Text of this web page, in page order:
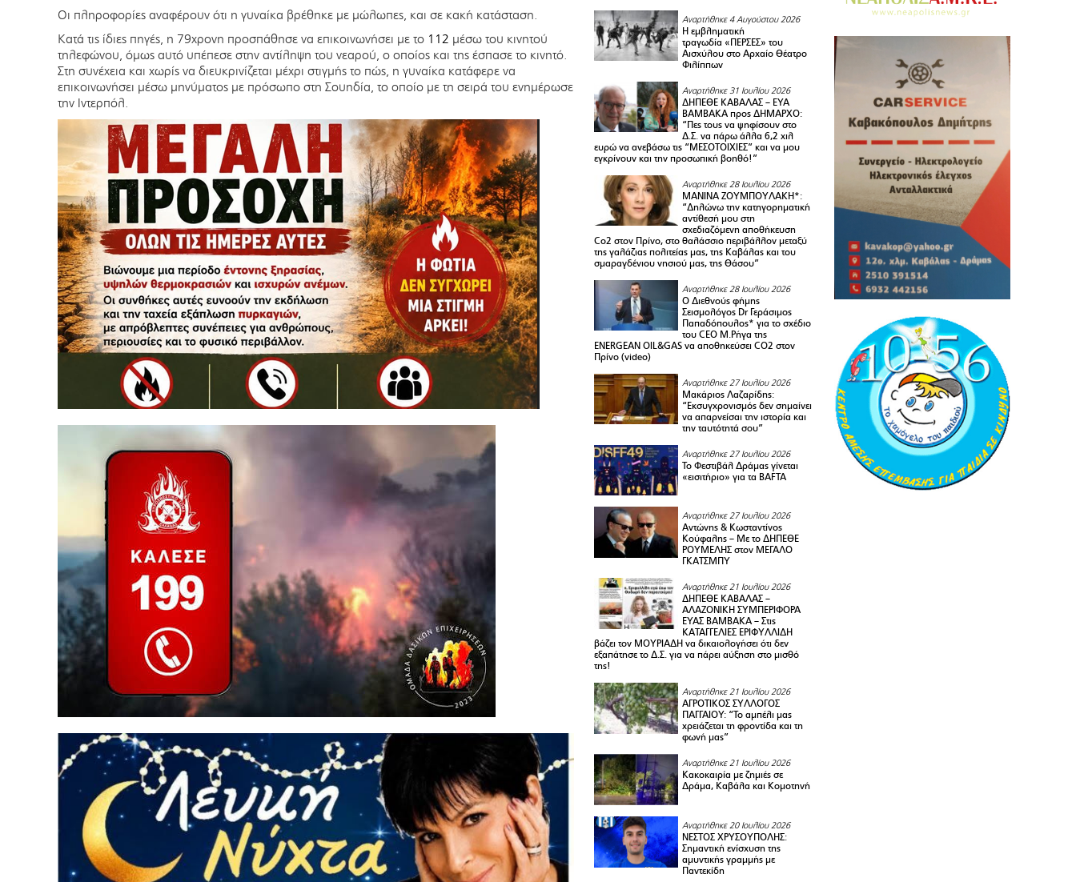
Οι πληροφορίες αναφέρουν ότι η γυναίκα βρέθηκε με μώλωπες, και σε κακή κατάσταση.
Κατά τις ίδιες πηγές, η 79χρονη προσπάθησε να επικοινωνήσει με το 112 μέσω του κινητού
τηλεφώνου, όμως αυτό υπέπεσε στην αντίληψη του νεαρού, ο οποίος και της έσπασε το κινητό.
Στη συνέχεια και χωρίς να διευκρινίζεται μέχρι στιγμής το πώς, η γυναίκα κατάφερε να
επικοινωνήσει μέσω μηνύματος με πρόσωπο στη Σουηδία, το οποίο με τη σειρά του ενημέρωσε
την Ιντερπόλ.
Αναρτήθηκε 4 Αυγούστου 2026
Η εμβληματική
τραγωδία «ΠΕΡΣΕΣ» του
Αισχύλου στο Αρχαίο Θέατρο
Φιλίππων
Αναρτήθηκε 31 Ιουλίου 2026
ΔΗΠΕΘΕ ΚΑΒΑΛΑΣ – ΕΥΑ
ΒΑΜΒΑΚΑ προς ΔΗΜΑΡΧΟ:
“Πες τους να ψηφίσουν στο
Δ.Σ. να πάρω άλλα 6,2 χιλ
ευρώ να ανεβάσω τις “ΜΕΣΟΤΟΙΧΙΕΣ” και να μου
εγκρίνουν και την προσωπική βοηθό!”
Αναρτήθηκε 28 Ιουλίου 2026
ΜΑΝΙΝΑ ΖΟΥΜΠΟΥΛΑΚΗ*:
“Δηλώνω την κατηγορηματική
αντίθεσή μου στη
σχεδιαζόμενη αποθήκευση
Co2 στον Πρίνο, στο θαλάσσιο περιβάλλον μεταξύ
της γαλάζιας πολιτείας μας, της Καβάλας και του
σμαραγδένιου νησιού μας, της Θάσου”
Αναρτήθηκε 28 Ιουλίου 2026
Ο Διεθνούς φήμης
Σεισμολόγος Dr Γεράσιμος
Παπαδόπουλος* για το σχέδιο
του CEO M.Ρήγα της
ENERGEAN OIL&GAS να αποθηκεύσει CO2 στον
Πρίνο (video)
Αναρτήθηκε 27 Ιουλίου 2026
Μακάριος Λαζαρίδης:
“Εκσυγχρονισμός δεν σημαίνει
να απαρνείσαι την ιστορία και
την ταυτότητά σου”
Αναρτήθηκε 27 Ιουλίου 2026
Το Φεστιβάλ Δράμας γίνεται
«εισιτήριο» για τα BAFTA
Αναρτήθηκε 27 Ιουλίου 2026
Αντώνης & Κωσταντίνος
Κούφαλης – Με το ΔΗΠΕΘΕ
ΡΟΥΜΕΛΗΣ στον ΜΕΓΑΛΟ
ΓΚΑΤΣΜΠΥ
Αναρτήθηκε 21 Ιουλίου 2026
ΔΗΠΕΘΕ ΚΑΒΑΛΑΣ –
ΑΛΑΖΟΝΙΚΗ ΣΥΜΠΕΡΙΦΟΡΑ
ΕΥΑΣ ΒΑΜΒΑΚΑ – Στις
ΚΑΤΑΓΓΕΛΙΕΣ ΕΡΙΦΥΛΛΙΔΗ
βάζει τον ΜΟΥΡΙΑΔΗ να δικαιολογήσει ότι δεν
εξαπάτησε το Δ.Σ. για να πάρει αύξηση στο μισθό
της!
Αναρτήθηκε 21 Ιουλίου 2026
ΑΓΡΟΤΙΚΟΣ ΣΥΛΛΟΓΟΣ
ΠΑΓΓΑΙΟY: “Το αμπέλι μας
χρειάζεται τη φροντίδα και τη
φωνή μας”
Αναρτήθηκε 21 Ιουλίου 2026
Κακοκαιρία με ζημιές σε
Δράμα, Καβάλα και Κομοτηνή
Αναρτήθηκε 20 Ιουλίου 2026
ΝΕΣΤΟΣ ΧΡΥΣΟΥΠΟΛΗΣ:
Σημαντική ενίσχυση της
αμυντικής γραμμής με
Παντεκίδη